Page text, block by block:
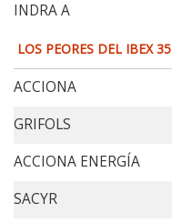
INDRA A
LOS PEORES DEL IBEX 35
ACCIONA
GRIFOLS
ACCIONA ENERGÍA
SACYR